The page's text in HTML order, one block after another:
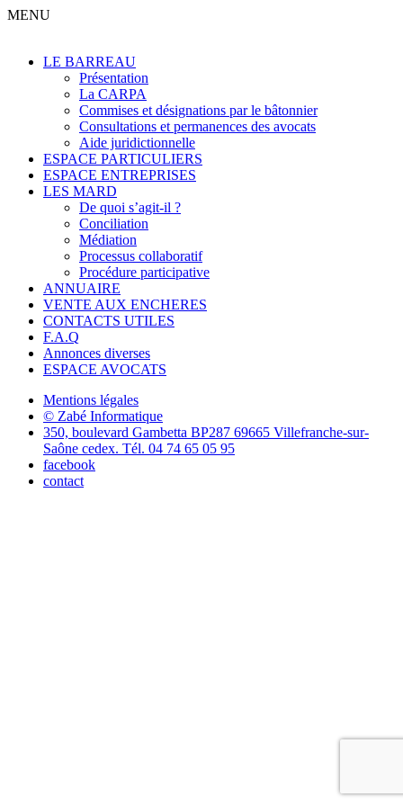
MENU
LE BARREAU
Présentation
La CARPA
Commises et désignations par le bâtonnier
Consultations et permanences des avocats
Aide juridictionnelle
ESPACE PARTICULIERS
ESPACE ENTREPRISES
LES MARD
De quoi s’agit-il ?
Conciliation
Médiation
Processus collaboratif
Procédure participative
ANNUAIRE
VENTE AUX ENCHERES
CONTACTS UTILES
F.A.Q
Annonces diverses
ESPACE AVOCATS
Mentions légales
© Zabé Informatique
350, boulevard Gambetta BP287 69665 Villefranche-sur-
Saône cedex. Tél. 04 74 65 05 95
facebook
contact